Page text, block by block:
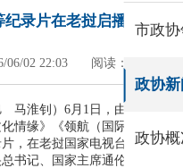
市政
政协新
政协概
纪录片在老挝启播
06/02 22:03 阅读：269
淮钊）6月1日，由中国中
情缘》《领航（国际版）》
，在老挝国家电视台等老挝
书记、国家主席通伦发来贺